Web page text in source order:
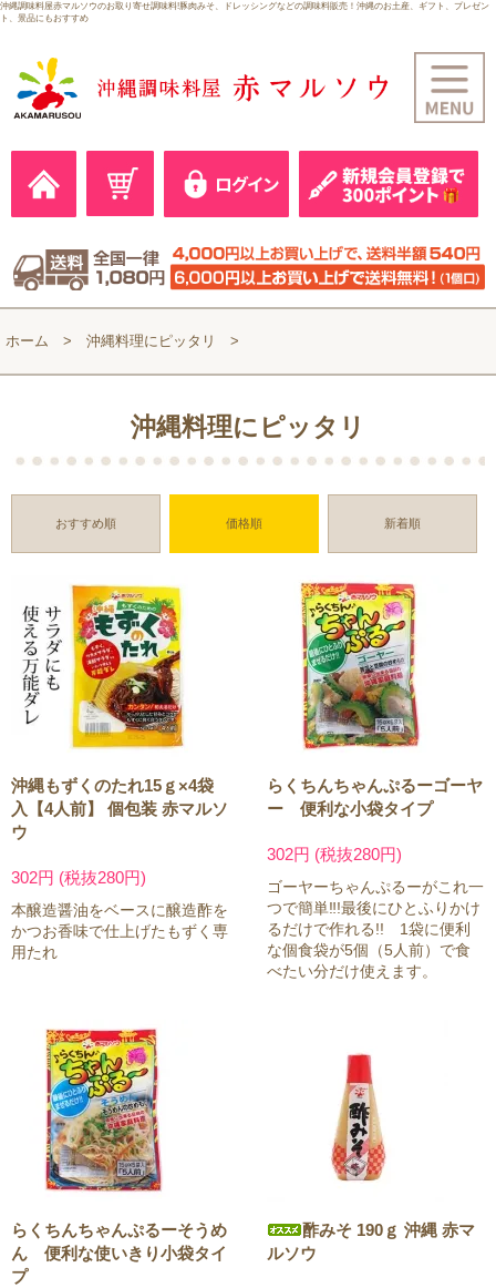
沖縄調味料屋赤マルソウのお取り寄せ調味料!豚肉みそ、ドレッシングなどの調味料販売！沖縄のお土産、ギフト、プレゼン
ト、景品にもおすすめ
ホーム 沖縄料理にピッタリ
沖縄料理にピッタリ
おすすめ順 価格順 新着順
沖縄もずくのたれ15ｇ×4袋
入【4人前】 個包装 赤マルソ
ウ
302円 (税抜280円)
本醸造醤油をベースに醸造酢を
かつお香味で仕上げたもずく専
用たれ
らくちんちゃんぷるーゴーヤ
ー 便利な小袋タイプ
302円 (税抜280円)
ゴーヤーちゃんぷるーがこれ一
つで簡単‼!最後にひとふりかけ
るだけで作れる!! 1袋に便利
な個食袋が5個（5人前）で食
べたい分だけ使えます。
らくちんちゃんぷるーそうめ
ん 便利な使いきり小袋タイ
プ
酢みそ 190ｇ 沖縄 赤マ
ルソウ